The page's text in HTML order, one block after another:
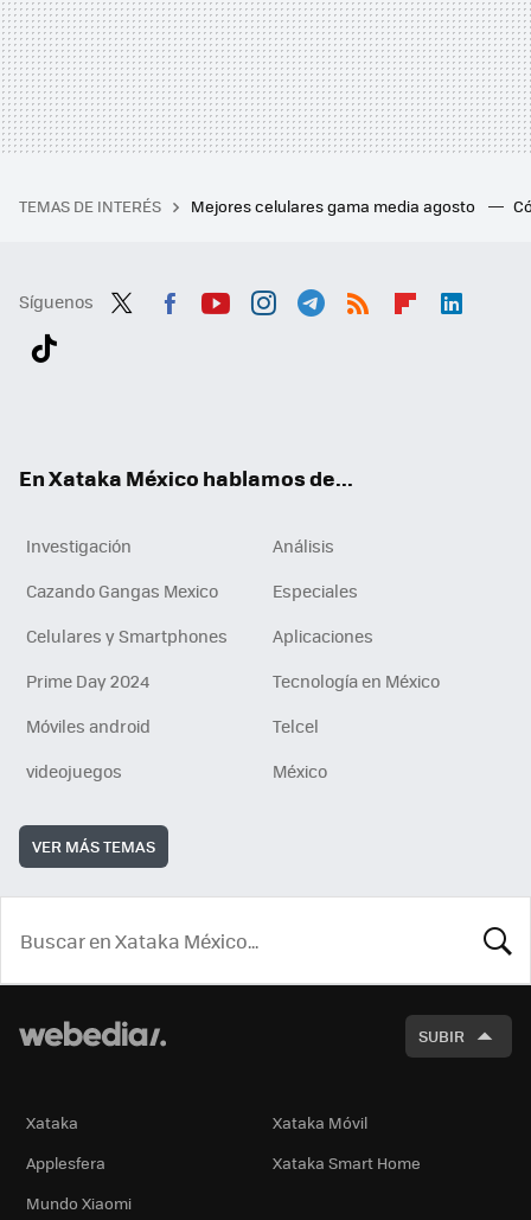
TEMAS DE INTERÉS Mejores celulares gama media agosto
Síguenos
En Xataka México hablamos de...
Investigación
Análisis
Cazando Gangas Mexico
Especiales
Celulares y Smartphones
Aplicaciones
Prime Day 2024
Tecnología en México
Móviles android
Telcel
videojuegos
México
VER MÁS TEMAS
SUBIR
Xataka
Xataka Móvil
Applesfera
Xataka Smart Home
Mundo Xiaomi